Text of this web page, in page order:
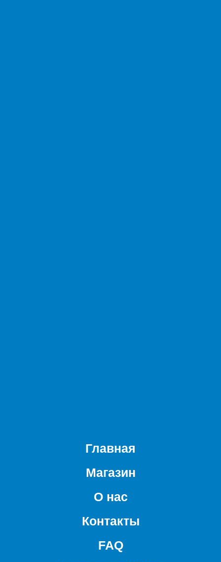
Главная
Магазин
О нас
Контакты
FAQ